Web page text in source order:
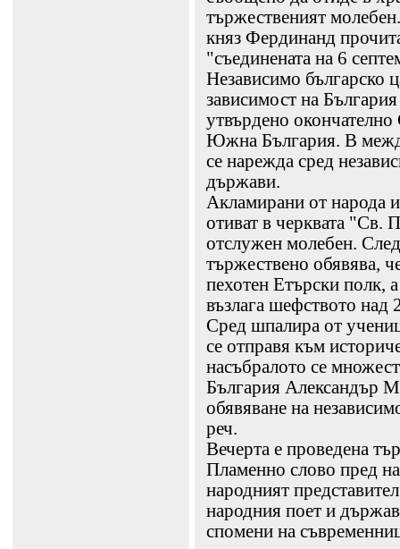
тържественият
княз Фердинанд
"съединената на 6
Независимо българско
зависимост на
утвърдено
Южна България. В
се нарежда сред
държави.
Акламирани от народа
отиват в черквата "Св.
отслужен молебен.
тържествено обявява,
пехотен Етърски полк,
възлага шефството
Сред шпалира от
се отправя към
насъбралото се
България Александър
обявяване на
реч.
Вечерта е проведена
Пламенно слово пред
народният
народния поет и
спомени на